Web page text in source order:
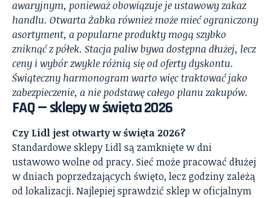
awaryjnym, ponieważ obowiązuje je ustawowy zakaz
handlu. Otwarta Żabka również może mieć ograniczony
asortyment, a popularne produkty mogą szybko
zniknąć z półek. Stacja paliw bywa dostępna dłużej, lecz
ceny i wybór zwykle różnią się od oferty dyskontu.
Świąteczny harmonogram warto więc traktować jako
zabezpieczenie, a nie podstawę całego planu zakupów.
FAQ — sklepy w święta 2026
Czy Lidl jest otwarty w święta 2026?
Standardowe sklepy Lidl są zamknięte w dni
ustawowo wolne od pracy. Sieć może pracować dłużej
w dniach poprzedzających święto, lecz godziny zależą
od lokalizacji. Najlepiej sprawdzić sklep w oficjalnym